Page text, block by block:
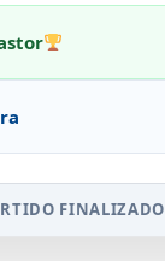
FINALIZADO